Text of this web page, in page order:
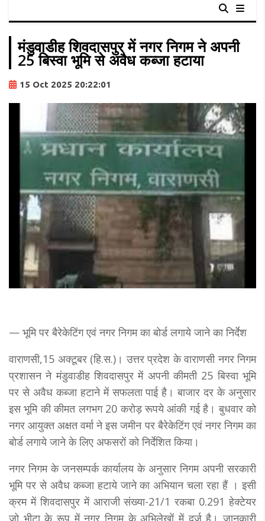
मंडुवाडीह शिवदासपुर में नगर निगम ने अपनी
25 बिस्वा भूमि से अवैध कब्जा हटाया
15 Oct 2025 20:22:01
— भूमि पर बैरेकेटिंग एवं नगर निगम का बोर्ड लगाये जाने का निर्देश
वाराणसी,15 अक्टूबर (हि.स.)। उत्तर प्रदेश के वाराणसी नगर निगम
प्रशासन ने मंडुवाडीह शिवदासपुर में अपनी कीमती 25 बिस्वा भूमि
पर से अवैध कब्जा हटाने में सफलता पाई है। बाजार दर के अनुसार
इस भूमि की कीमत लगभग 20 करोड़ रूपये आंकी गई है। बुधवार को
नगर आयुक्त अक्षत वर्मा ने इस जमीन पर बैरेकेटिंग एवं नगर निगम का
बोर्ड लगाये जाने के लिए अफसरों को निर्देशित किया।
नगर निगम के जनसम्पर्क कार्यालय के अनुसार निगम अपनी सरकारी
भूमि पर से अवैध कब्जा हटाये जाने का अभियान चला रहा हैं । इसी
क्रम में शिवदासपुर में आराजी संख्या-21/1 रकबा 0.291 हेक्टेयर
जो भीटा के रूप में नगर निगम के अभिलेखों में दर्ज है। जानकारी